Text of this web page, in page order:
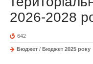
2026-2028
642
Бюджет / Бюджет 2025 року